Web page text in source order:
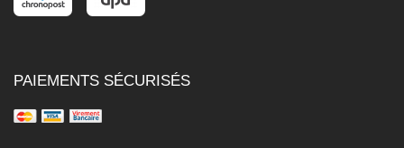
PAIEMENTS SÉCURISÉS